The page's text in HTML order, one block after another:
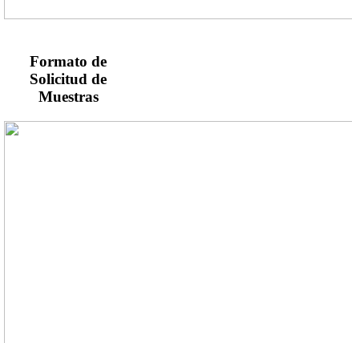
Formato de
Solicitud de
Muestras